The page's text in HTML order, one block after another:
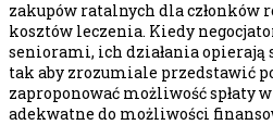
zakupów ratalnych dla członków
kosztów leczenia. Kiedy
seniorami, ich działania opierają
tak aby zrozumiale przedstawić
zaproponować możliwość spłaty
adekwatne do możliwości